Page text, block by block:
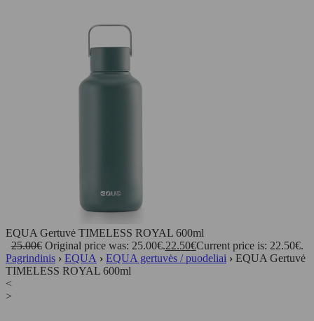
EQUA Gertuvė TIMELESS ROYAL 600ml
25.00€ Original price was: 25.00€.22.50€Current price is: 22.50€.
Pagrindinis › EQUA › EQUA gertuvės / puodeliai › EQUA Gertuvė
TIMELESS ROYAL 600ml
<
>